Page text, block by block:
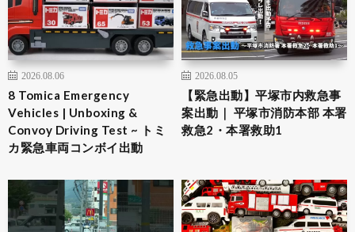
2026.08.06
8 Tomica Emergency
Vehicles | Unboxing &
Convoy Driving Test ~ トミ
カ緊急車両コンボイ出動
2026.08.05
【緊急出動】平塚市内救急事
案出動｜ 平塚市消防本部 本署
救急2・本署救助1